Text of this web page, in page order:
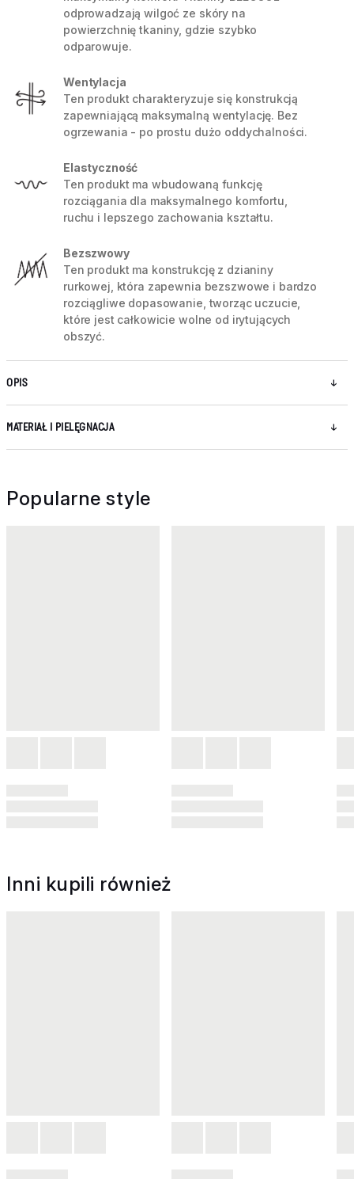
odprowadzają wilgoć ze skóry na
powierzchnię tkaniny, gdzie szybko
odparowuje.
Wentylacja
Ten produkt charakteryzuje się konstrukcją
zapewniającą maksymalną wentylację. Bez
ogrzewania - po prostu dużo oddychalności.
Elastyczność
Ten produkt ma wbudowaną funkcję
rozciągania dla maksymalnego komfortu,
ruchu i lepszego zachowania kształtu.
Bezszwowy
Ten produkt ma konstrukcję z dzianiny
rurkowej, która zapewnia bezszwowe i bardzo
rozciągliwe dopasowanie, tworząc uczucie,
które jest całkowicie wolne od irytujących
obszyć.
OPIS
MATERIAŁ I PIELĘGNACJA
Popularne style
Inni kupili również